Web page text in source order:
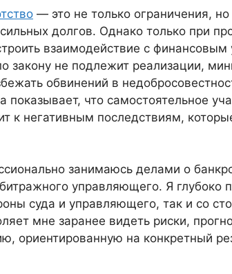
— это не только ограничения,
долгов. Однако только при
взаимодействие с
закону не подлежит реализации,
обвинений в
показывает, что самостоятельное
к негативным последствиям,
занимаюсь делами о
управляющего. Я глубоко
суда и управляющего, так и со
мне заранее видеть риски,
ориентированную на конкретный